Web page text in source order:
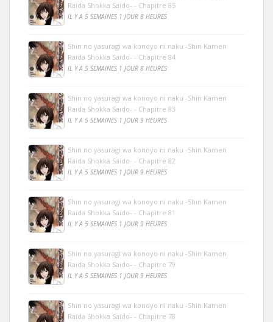
Raida Shokka Saido- - Chapitre 85
IL Y A 5 SEMAINES 1 JOUR 8 HEURES
Shin no yasuragi wa konoyo ni naku -Shin Kamen
Raida Shokka Saido- - Chapitre 84
IL Y A 5 SEMAINES 1 JOUR 8 HEURES
Shin no yasuragi wa konoyo ni naku -Shin Kamen
Raida Shokka Saido- - Chapitre 83
IL Y A 5 SEMAINES 1 JOUR 9 HEURES
Shin no yasuragi wa konoyo ni naku -Shin Kamen
Raida Shokka Saido- - Chapitre 82
IL Y A 5 SEMAINES 1 JOUR 9 HEURES
Shin no yasuragi wa konoyo ni naku -Shin Kamen
Raida Shokka Saido- - Chapitre 81
IL Y A 5 SEMAINES 1 JOUR 9 HEURES
Shin no yasuragi wa konoyo ni naku -Shin Kamen
Raida Shokka Saido- - Chapitre 79
IL Y A 5 SEMAINES 1 JOUR 9 HEURES
Shin no yasuragi wa konoyo ni naku -Shin Kamen
Raida Shokka Saido- - Chapitre 78